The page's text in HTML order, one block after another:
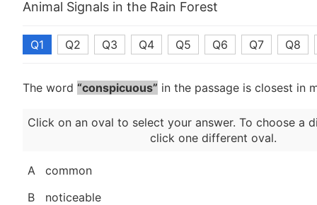
Animal Signals in the Rain Forest
Q1 Q2 Q3 Q4 Q5 Q6 Q7 Q8
The word “conspicuous” in the passage is closest in
Click on an oval to select your answer. To choose a
click one different oval.
A
common
B
noticeable